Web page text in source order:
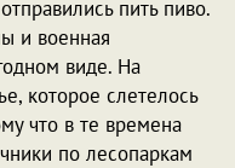
пить пиво.
и военная
виде. На
которое слетелось
что в те времена
по лесопаркам